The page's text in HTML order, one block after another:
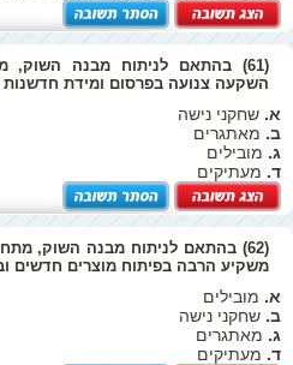
(61) בהתאם לניתוח מבנה השוק,
השקעה צנועה בפרסום ומידת חדשנות
א. שחקני נישה
ב. מאתגרים
ג. מובילים
ד. מעתיקים
(62) בהתאם לניתוח מבנה השוק,
משקיע הרבה בפיתוח מוצרים חדשים
א. מובילים
ב. שחקני נישה
ג. מאתגרים
ד. מעתיקים